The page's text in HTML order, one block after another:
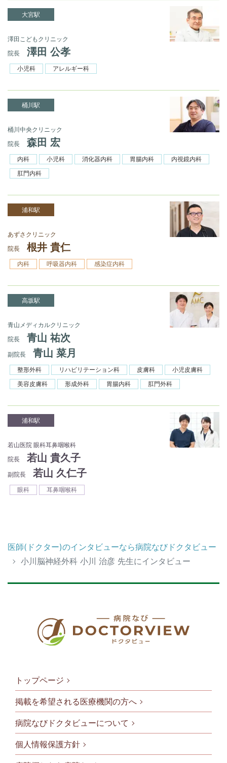
大宮駅
澤田こどもクリニック
院長
澤田 公孝
小児科 アレルギー科
桶川駅
桶川中央クリニック
院長
森田 宏
内科 小児科 消化器内科 胃腸内科
内視鏡内科
肛門内科
浦和駅
あずさクリニック
院長
根井 貴仁
内科 呼吸器内科 感染症内科
高坂駅
青山メディカルクリニック
院長
青山 祐次
副院長 青山 菜月
整形外科 リハビリテーション科 皮膚科
小児皮膚科
美容皮膚科
形成外科 胃腸内科 肛門外科
浦和駅
若山医院 眼科耳鼻咽喉科
院長
若山 貴久子
副院長 若山 久仁子
眼科 耳鼻咽喉科
医師(ドクター)のインタビューなら病院なびドクタビュー
小川脳神経外科 小川 治彦 先生にインタビュー
フッタメニ
トップページ
掲載を希望される医療機関の方へ
病院なびドクタビューについて
個人情報保護方針